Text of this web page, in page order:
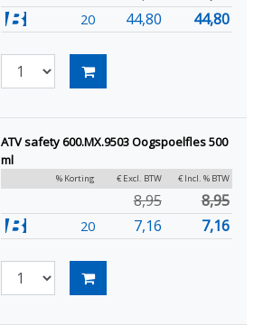
20 44,80 44,80
ATV safety 600.MX.9503 Oogspoelfles 500
ml
% Korting € Excl. BTW € Incl. % BTW
8,95 8,95
20 7,16 7,16